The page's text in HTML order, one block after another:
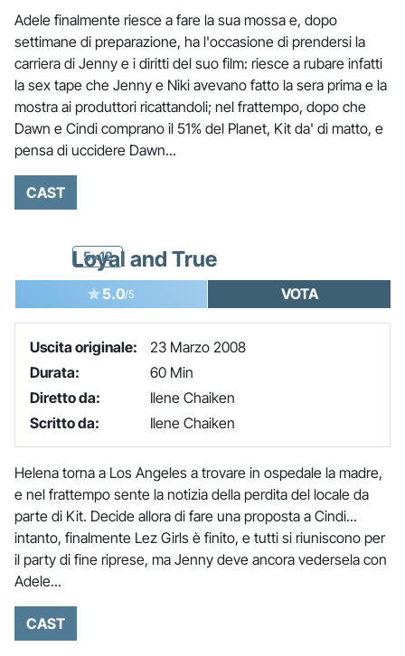
Adele finalmente riesce a fare la sua mossa e, dopo
settimane di preparazione, ha l'occasione di prendersi la
carriera di Jenny e i diritti del suo film: riesce a rubare infatti
la sex tape che Jenny e Niki avevano fatto la sera prima e la
mostra ai produttori ricattandoli; nel frattempo, dopo che
Dawn e Cindi comprano il 51% del Planet, Kit da' di matto, e
pensa di uccidere Dawn...
CAST
5x12
Loyal and True
5.0/5 VOTA
Uscita originale:
23 Marzo 2008
Durata:
60 Min
Diretto da:
Ilene Chaiken
Scritto da:
Ilene Chaiken
Helena torna a Los Angeles a trovare in ospedale la madre,
e nel frattempo sente la notizia della perdita del locale da
parte di Kit. Decide allora di fare una proposta a Cindi...
intanto, finalmente Lez Girls è finito, e tutti si riuniscono per
il party di fine riprese, ma Jenny deve ancora vedersela con
Adele...
CAST